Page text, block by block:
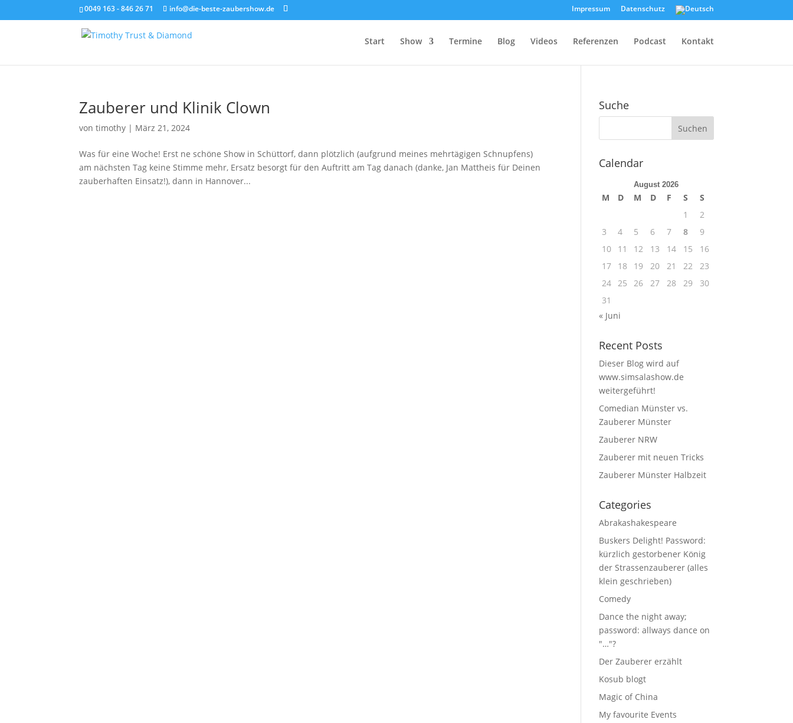
0049 163 - 846 26 71 info@die-beste-zaubershow.de Impressum Datenschutz
Start Show Termine Blog Videos Referenzen Podcast Kontakt
Zauberer und Klinik Clown
vontimothy | März 21, 2024
Was für eine Woche! Erst ne schöne Show in Schüttorf, dann plötzlich (aufgrund meines mehrtägigen Schnupfens)
am nächsten Tag keine Stimme mehr, Ersatz besorgt für den Auftritt am Tag danach (danke, Jan Mattheis für Deinen
zauberhaften Einsatz!), dann in Hannover...
Suche
Calendar
August 2026
M D M D F S
S
1
2
3
4 5 6 7 8
9
10
11 12 13 14 15
16
17
18 19 20 21 22
23
24 25 26 27 28 29
30
31
« Juni
Recent Posts
Dieser Blog wird auf
www.simsalashow.de
weitergeführt!
Comedian Münster vs.
Zauberer Münster
Zauberer NRW
Zauberer mit neuen Tricks
Zauberer Münster Halbzeit
Categories
Abrakashakespeare
Buskers Delight! Password:
kürzlich gestorbener König
der Strassenzauberer (alles
klein geschrieben)
Comedy
Dance the night away;
password: allways dance on
"…"?
Der Zauberer erzählt
Kosub blogt
Magic of China
My favourite Events